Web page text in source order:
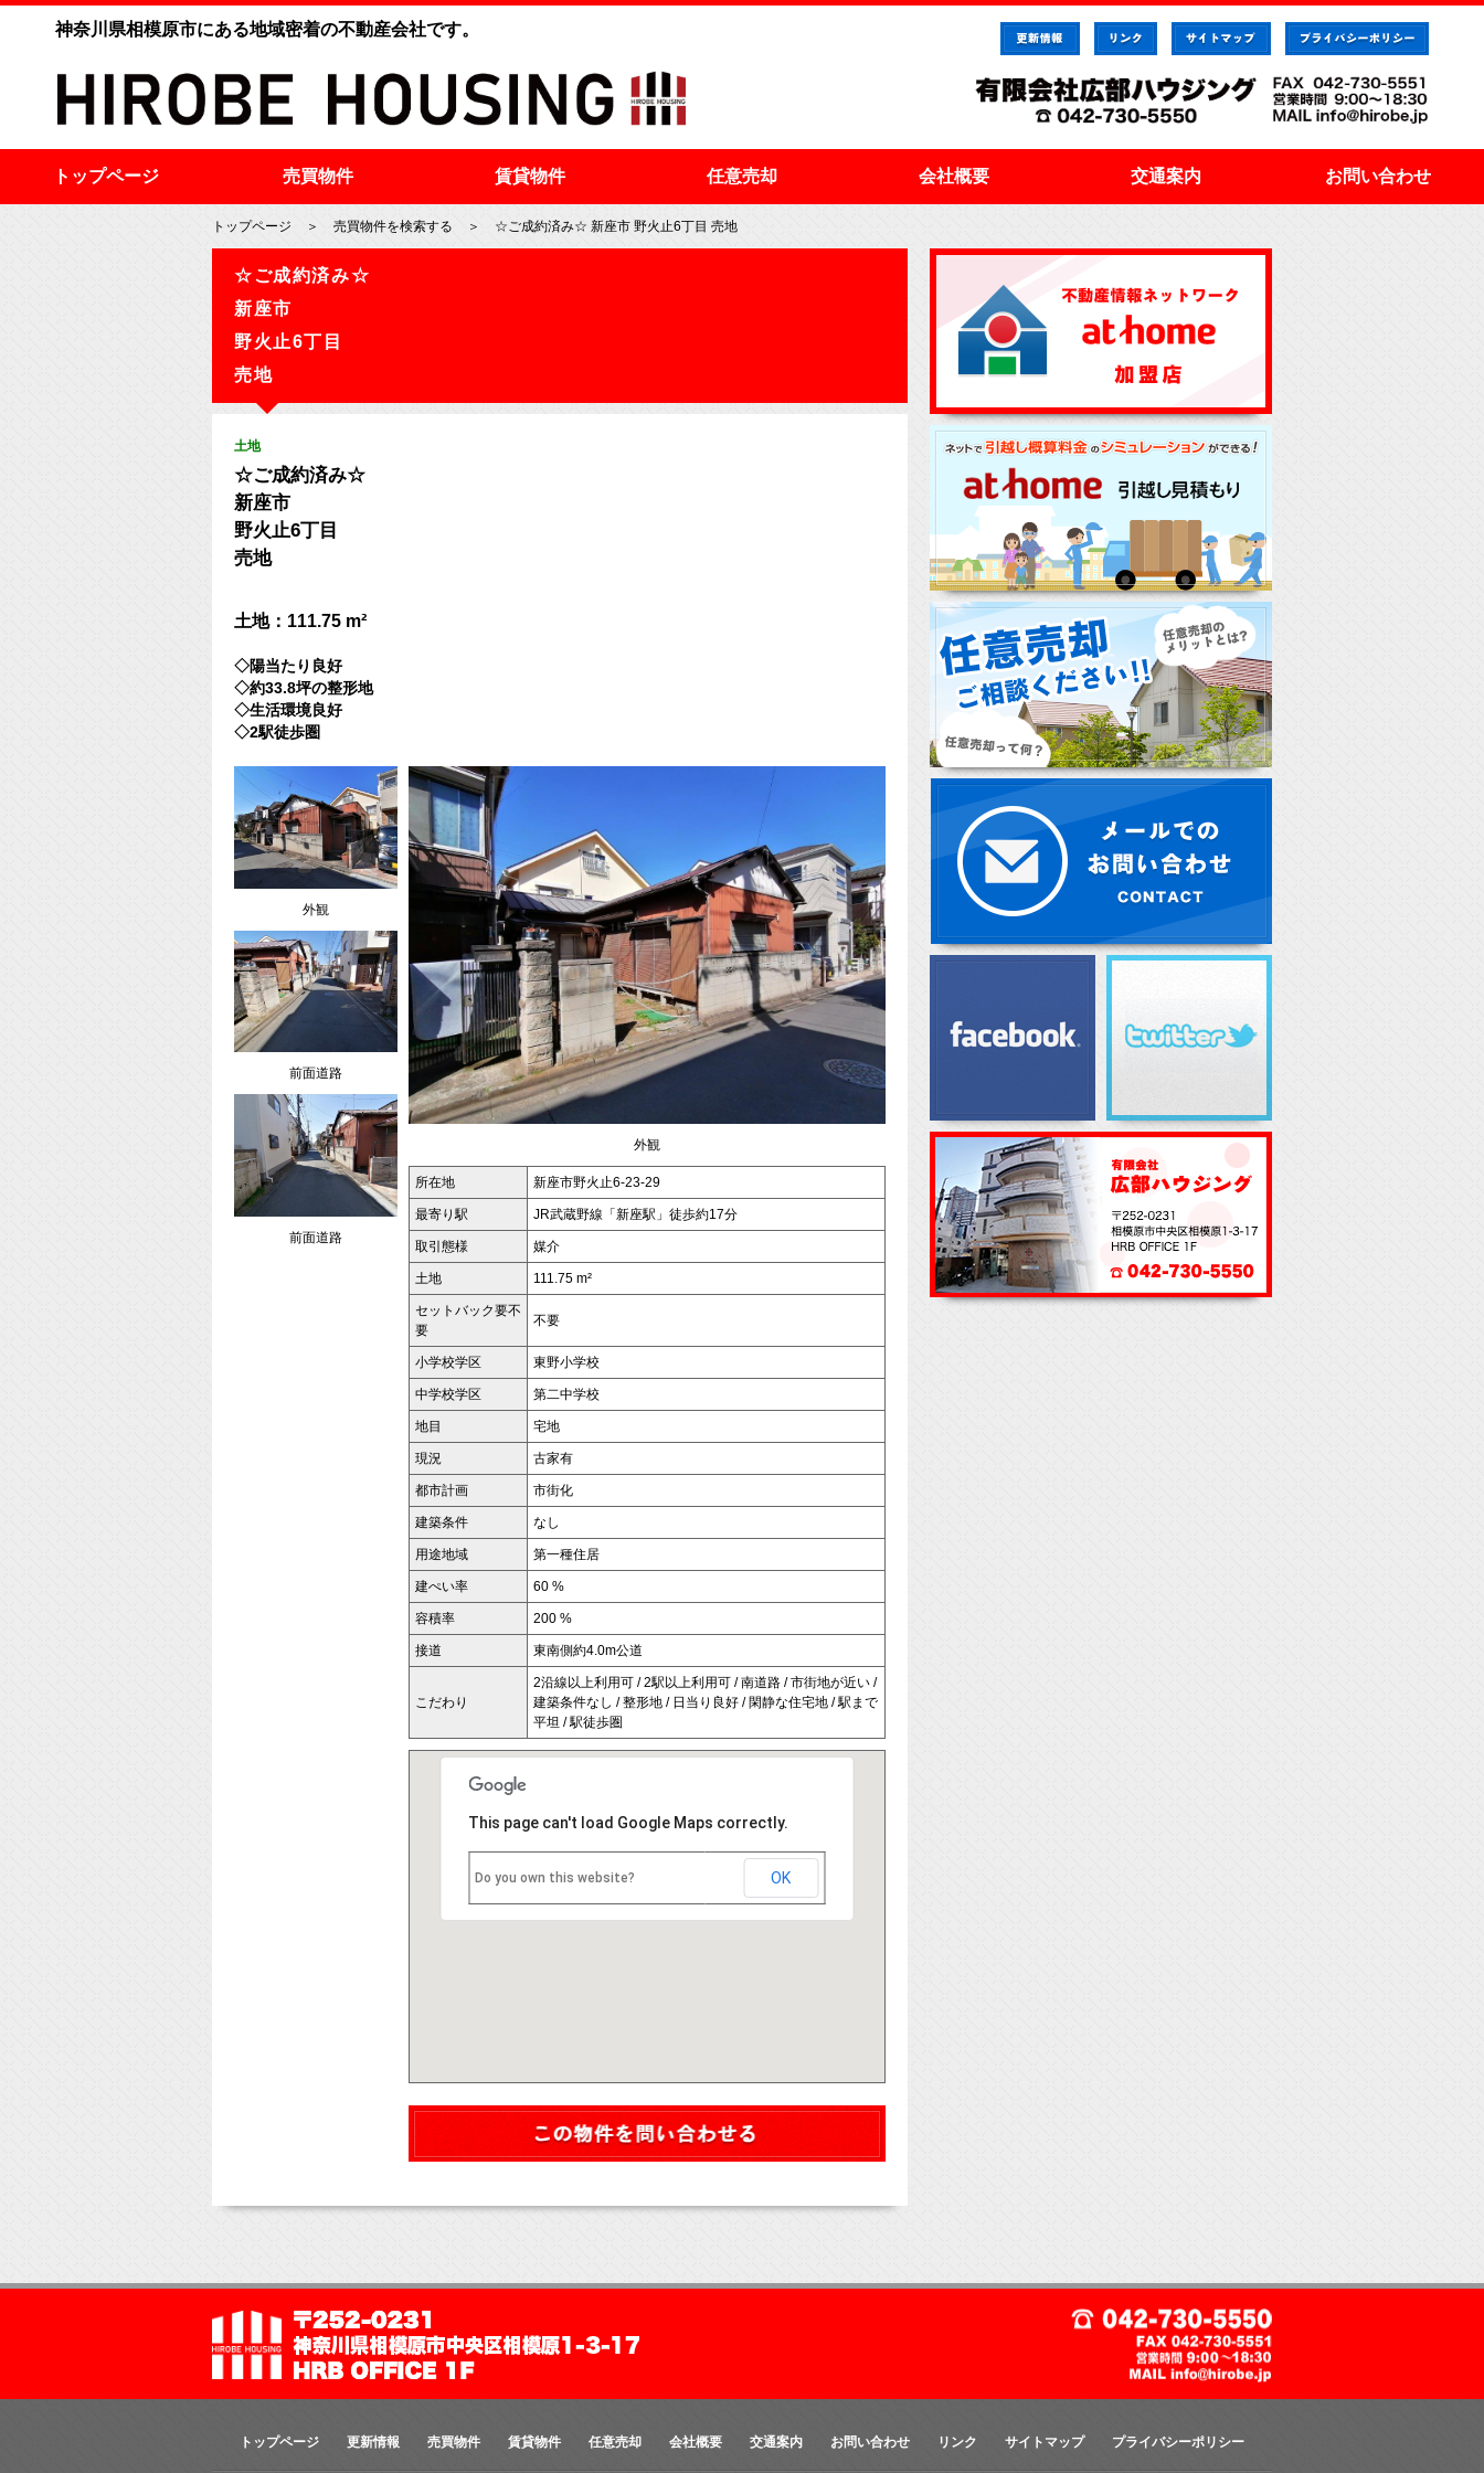
神奈川県相模原市にある地域密着の不動産会社です。
トップページ 売買物件 賃貸物件 任意売却 会社概要 交通案内 お問い合わせ
トップページ ＞ 売買物件を検索する ＞ ☆ご成約済み☆ 新座市 野火止6丁目 売地
☆ご成約済み☆
新座市
野火止6丁目
売地
土地
☆ご成約済み☆
新座市
野火止6丁目
売地
土地：111.75 m²
◇陽当たり良好
◇約33.8坪の整形地
◇生活環境良好
◇2駅徒歩圏
外観
前面道路
前面道路
外観
所在地 新座市野火止6-23-29
最寄り駅 JR武蔵野線「新座駅」徒歩約17分
取引態様 媒介
土地 111.75 m²
セットバック要不
要
不要
小学校学区 東野小学校
中学校学区 第二中学校
地目 宅地
現況 古家有
都市計画 市街化
建築条件 なし
用途地域 第一種住居
建ぺい率 60 %
容積率 200 %
接道 東南側約4.0m公道
こだわり
2沿線以上利用可 / 2駅以上利用可 / 南道路 / 市街地が近い /
建築条件なし / 整形地 / 日当り良好 / 閑静な住宅地 / 駅まで
平坦 / 駅徒歩圏
This page can't load Google Maps correctly.
Do you own this website? OK
トップページ 更新情報 売買物件 賃貸物件 任意売却 会社概要 交通案内 お問い合わせ リンク サイトマップ プライバシーポリシー